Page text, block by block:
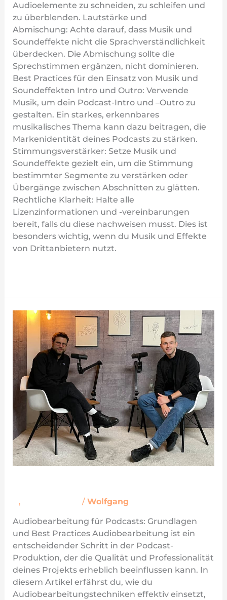
Audioelemente zu schneiden, zu schleifen und
zu überblenden. Lautstärke und
Abmischung: Achte darauf, dass Musik und
Soundeffekte nicht die Sprachverständlichkeit
überdecken. Die Abmischung sollte die
Sprechstimmen ergänzen, nicht dominieren.
Best Practices für den Einsatz von Musik und
Soundeffekten Intro und Outro: Verwende
Musik, um dein Podcast-Intro und –Outro zu
gestalten. Ein starkes, erkennbares
musikalisches Thema kann dazu beitragen, die
Markenidentität deines Podcasts zu stärken.
Stimmungsverstärker: Setze Musik und
Soundeffekte gezielt ein, um die Stimmung
bestimmter Segmente zu verstärken oder
Übergänge zwischen Abschnitten zu glätten.
Rechtliche Klarheit: Halte alle
Lizenzinformationen und -vereinbarungen
bereit, falls du diese nachweisen musst. Dies ist
besonders wichtig, wenn du Musik und Effekte
von Drittanbietern nutzt.
, / Wolfgang
Audiobearbeitung für Podcasts: Grundlagen
und Best Practices Audiobearbeitung ist ein
entscheidender Schritt in der Podcast-
Produktion, der die Qualität und Professionalität
deines Projekts erheblich beeinflussen kann. In
diesem Artikel erfährst du, wie du
Audiobearbeitungstechniken effektiv einsetzt,
Podcast
Audiobearbeitung